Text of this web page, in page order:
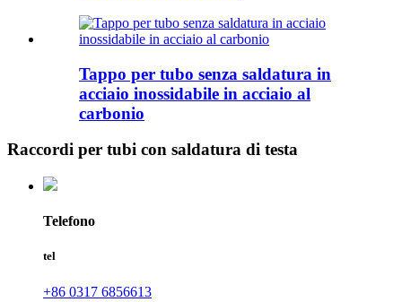
Tappo per tubo senza saldatura in
acciaio inossidabile in acciaio al
carbonio
Raccordi per tubi con saldatura di testa
Telefono
tel
+86 0317 6856613